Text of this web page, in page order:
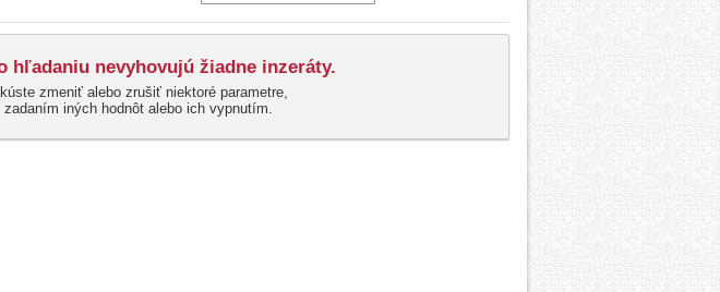
hľadaniu nevyhovujú žiadne inzeráty.
zmeniť alebo zrušiť niektoré parametre,
zadaním iných hodnôt alebo ich vypnutím.